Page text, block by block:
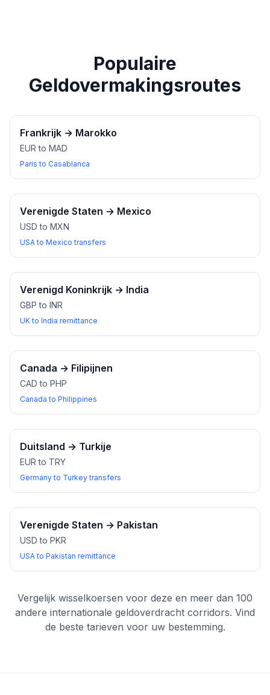
Populaire
Geldovermakingsroutes
Frankrijk → Marokko
EUR to MAD
Paris to Casablanca
Verenigde Staten → Mexico
USD to MXN
USA to Mexico transfers
Verenigd Koninkrijk → India
GBP to INR
UK to India remittance
Canada → Filipijnen
CAD to PHP
Canada to Philippines
Duitsland → Turkije
EUR to TRY
Germany to Turkey transfers
Verenigde Staten → Pakistan
USD to PKR
USA to Pakistan remittance
Vergelijk wisselkoersen voor deze en meer dan 100
andere internationale geldoverdracht corridors. Vind
de beste tarieven voor uw bestemming.